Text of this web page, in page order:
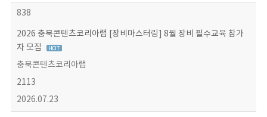
838
2026 충북콘텐츠코리아랩 [장비마스터링] 8월 장비 필수교육 참가
자 모집
충북콘텐츠코리아랩
2113
2026.07.23